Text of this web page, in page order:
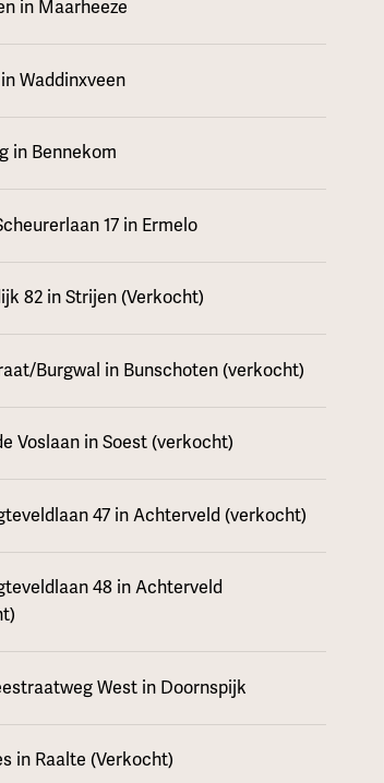
in Maarheeze
Waddinxveen
in Bennekom
17 in Ermelo
82 in Strijen (Verkocht)
Burgwal in Bunschoten (verkocht)
Voslaan in Soest (verkocht)
47 in Achterveld (verkocht)
48 in Achterveld
West in Doornspijk
in Raalte (Verkocht)